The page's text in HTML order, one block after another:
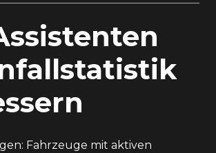
Fahrzeuge mit aktiven